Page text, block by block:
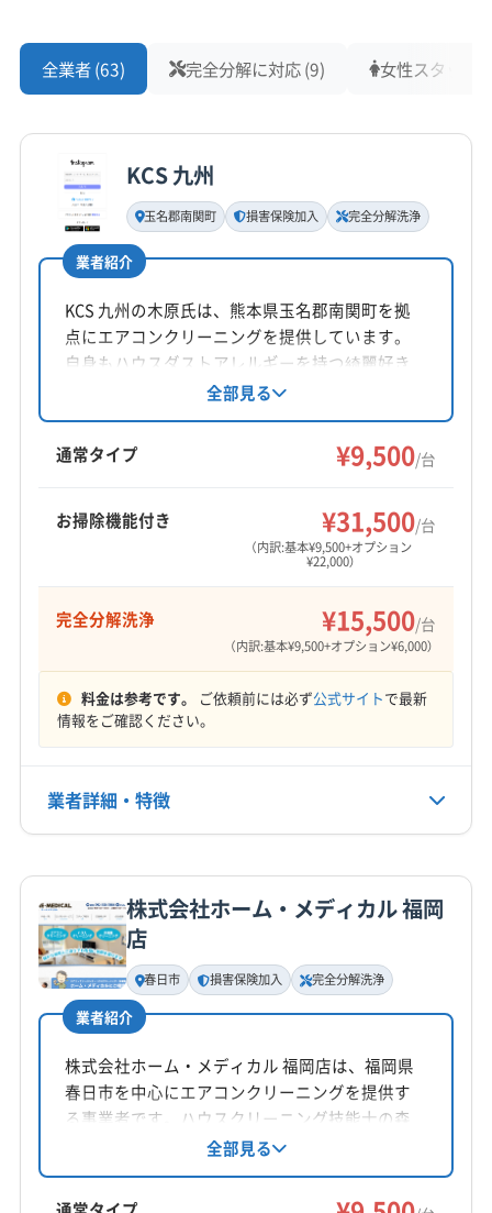
全業者 (63) 完全分解に対応 (9) 女性スタッフ
KCS 九州
玉名郡南関町 損害保険加入 完全分解洗浄
業者紹介
KCS 九州の木原氏は、熊本県玉名郡南関町を拠
点にエアコンクリーニングを提供しています。
自身もハウスダストアレルギーを持つ綺麗好き
で、丁寧なヒアリングと動作確認、環境に配慮
した洗浄が特徴です。損害保険加入、駐車場代
負担、営業時間外相談可。完全分解洗浄や防カ
ビ抗菌コートにも対応しています。地域密着型
全部見る
通常タイプ ¥9,500/台
お掃除機能付き ¥31,500/台
（内訳:基本¥9,500+オプション
¥22,000）
完全分解洗浄 ¥15,500/台
（内訳:基本¥9,500+オプション¥6,000）
料金は参考です。 ご依頼前には必ず公式サイトで最新
情報をご確認ください。
業者詳細・特徴
基本情報
代表者名
木原和繁
所在地
対応地域
多久市 鳥栖市
株式会社ホーム・メディカル 福岡
店
春日市 損害保険加入 完全分解洗浄
業者紹介
株式会社ホーム・メディカル 福岡店は、福岡県
春日市を中心にエアコンクリーニングを提供す
る事業者です。ハウスクリーニング技能士の森
隆之氏が店長を務め、丁寧な作業と保証で信頼
を得ています。通常洗浄から完全分解洗浄まで
対応し、防カビ・抗菌コートなどのオプション
全部見る